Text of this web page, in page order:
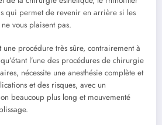
qui permet de revenir en arrière si les
vous plaisent pas.
procédure très sûre, contrairement à
l’une des procédures de chirurgie
nécessite une anesthésie complète et
et des risques, avec un
beaucoup plus long et mouvementé